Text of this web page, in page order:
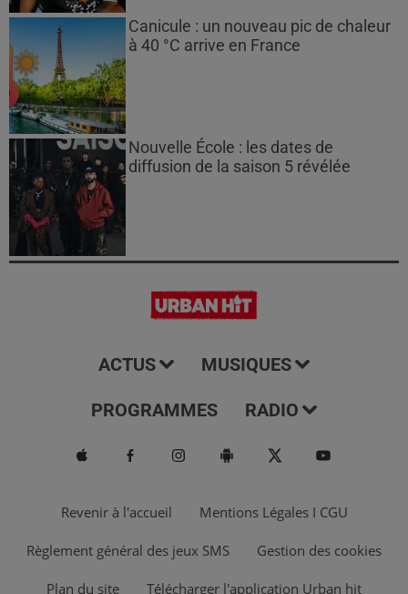
Canicule : un nouveau pic de chaleur
à 40 °C arrive en France
Nouvelle École : les dates de
diffusion de la saison 5 révélée
ACTUS MUSIQUES
PROGRAMMES RADIO
Revenir à l'accueil Mentions Légales I CGU
Règlement général des jeux SMS Gestion des cookies
Plan du site Télécharger l'application Urban hit